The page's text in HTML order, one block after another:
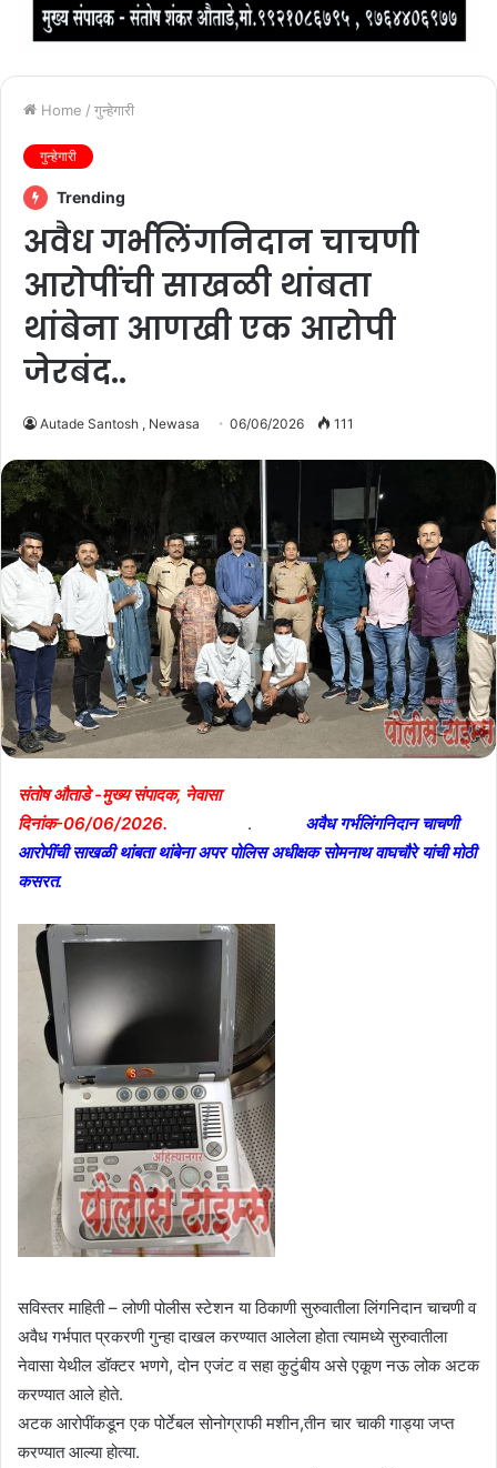
Home / गुन्हेगारी
गुन्हेगारी
Trending
अवैध गर्भलिंगनिदान चाचणी
आरोपींची साखळी थांबता
थांबेना आणखी एक आरोपी
जेरबंद..
Autade Santosh , Newasa 06/06/2026 111
संतोष औताडे -मुख्य संपादक, नेवासा
दिनांक-06/06/2026.
. अवैध गर्भलिंगनिदान चाचणी
आरोपींची साखळी थांबता थांबेना अपर पोलिस अधीक्षक सोमनाथ वाघचौरे यांची मोठी
कसरत.
सविस्तर माहिती – लोणी पोलीस स्टेशन या ठिकाणी सुरुवातीला लिंगनिदान चाचणी व
अवैध गर्भपात प्रकरणी गुन्हा दाखल करण्यात आलेला होता त्यामध्ये सुरुवातीला
नेवासा येथील डॉक्टर भणगे, दोन एजंट व सहा कुटुंबीय असे एकूण नऊ लोक अटक
करण्यात आले होते.
अटक आरोपींकडून एक पोर्टेबल सोनोग्राफी मशीन,तीन चार चाकी गाड्या जप्त
करण्यात आल्या होत्या.